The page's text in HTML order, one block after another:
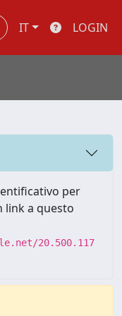
IT LOGIN
per
link a questo
20.500.117